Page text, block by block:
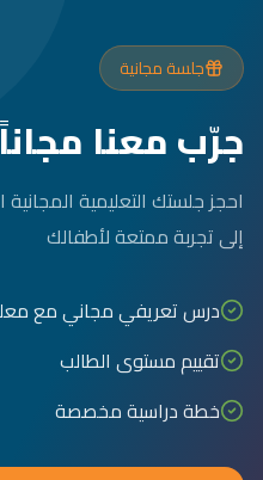
جلسة مجانية
جرّب معنا
احجز جلستك التعليمية
إلى تجربة ممتعة لأطفالك
درس تعريفي مجاني مع
تقييم مستوى الطالب
خطة دراسية مخصصة